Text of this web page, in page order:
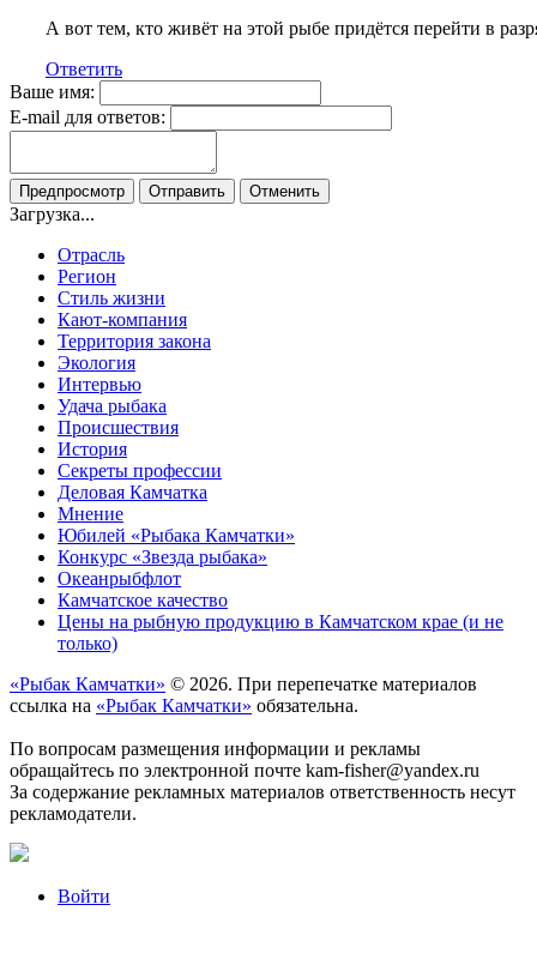
А вот тем, кто живёт на этой рыбе придётся перейти в
Ответить
Ваше имя:
E-mail для ответов:
Загрузка...
Отрасль
Регион
Стиль жизни
Кают-компания
Территория закона
Экология
Интервью
Удача рыбака
Происшествия
История
Секреты профессии
Деловая Камчатка
Мнение
Юбилей «Рыбака Камчатки»
Конкурс «Звезда рыбака»
Океанрыбфлот
Камчатское качество
Цены на рыбную продукцию в Камчатском крае (и не
только)
«Рыбак Камчатки» © 2026. При перепечатке материалов
ссылка на «Рыбак Камчатки» обязательна.
По вопросам размещения информации и рекламы
обращайтесь по электронной почте kam-fisher@yandex.ru
За содержание рекламных материалов ответственность несут
рекламодатели.
Войти